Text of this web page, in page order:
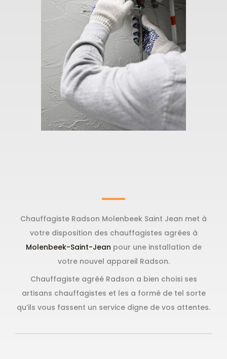
Chauffagiste Radson Molenbeek Saint Jean met à
votre disposition des chauffagistes agrées à
Molenbeek-Saint-Jean pour une installation de
votre nouvel appareil Radson.
Chauffagiste agréé Radson a bien choisi ses
artisans chauffagistes et les a formé de tel sorte
qu’ils vous fassent un service digne de vos attentes.